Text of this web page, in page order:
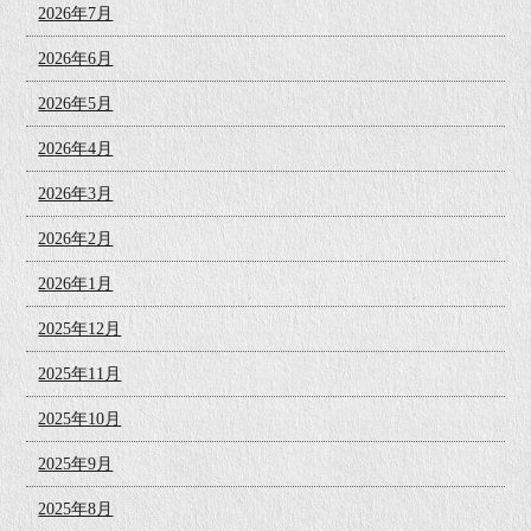
2026年7月
2026年6月
2026年5月
2026年4月
2026年3月
2026年2月
2026年1月
2025年12月
2025年11月
2025年10月
2025年9月
2025年8月